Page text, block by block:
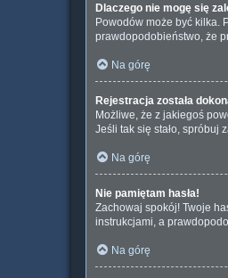
Dlaczego nie mogę się
Powodów może być kilka.
prawdopodobieństwo, że
Na górę
Rejestracja została
Możliwe, że z jakiegoś
Jeśli tak się stało, spróbuj
Na górę
Nie pamiętam hasła!
Zachowaj spokój! Twoje
instrukcjami, a
Na górę